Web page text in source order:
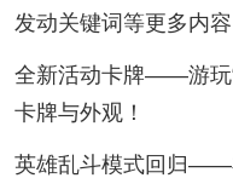
发动关键词等更多内容
全新活动卡牌——游玩
卡牌与外观！
英雄乱斗模式回归——